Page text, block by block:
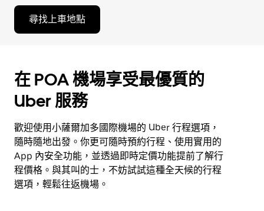
尋找上車地點
在 POA 機場享受最優質的
Uber 服務
歡迎使用小薩爾加多國際機場的 Uber 行程選項，
隨時隨地出發。你更可隨時預約行程、使用實用的
App 內安全功能，並透過即時定價功能提前了解行
程價格。與其叫的士，不妨試試這種全天候的行程
選項，輕鬆往返機場。